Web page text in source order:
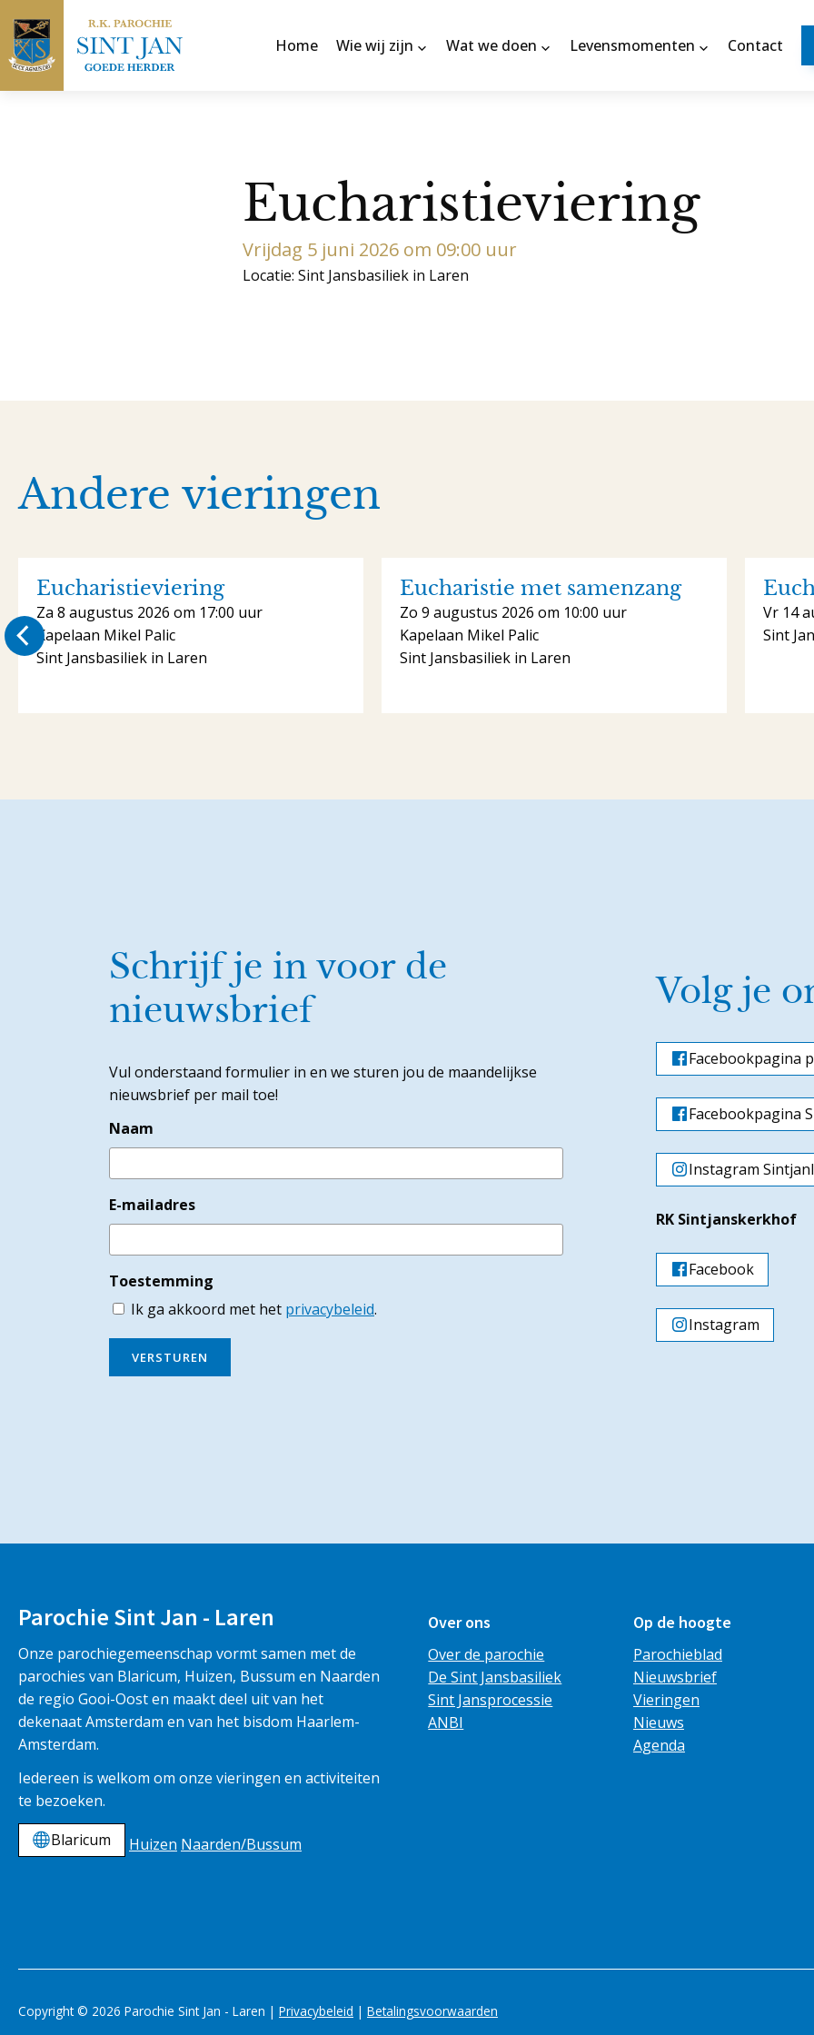
Home Wie wij zijn Wat we doen Levensmomenten Contact
Eucharistieviering
Vrijdag 5 juni 2026 om 09:00 uur
Locatie: Sint Jansbasiliek in Laren
Andere vieringen
Eucharistieviering
Za 8 augustus 2026 om 17:00 uur
Kapelaan Mikel Palic
Sint Jansbasiliek in Laren
Eucharistie met samenzang
Zo 9 augustus 2026 om 10:00 uur
Kapelaan Mikel Palic
Sint Jansbasiliek in Laren
Vr 14
Sint
Schrijf je in voor de
nieuwsbrief
Vul onderstaand formulier in en we sturen jou de maandelijkse
nieuwsbrief per mail toe!
Naam
E-mailadres
Toestemming
Ik ga akkoord met het privacybeleid.
VERSTUREN
Volg je
Facebookpagina
Facebookpagina
Instagram
RK Sintjanskerkhof
Facebook
Instagram
Parochie Sint Jan - Laren
Onze parochiegemeenschap vormt samen met de
parochies van Blaricum, Huizen, Bussum en Naarden
de regio Gooi-Oost en maakt deel uit van het
dekenaat Amsterdam en van het bisdom Haarlem-
Amsterdam.
Iedereen is welkom om onze vieringen en activiteiten
te bezoeken.
Blaricum
Huizen Naarden/Bussum
Over ons
Over de parochie
De Sint Jansbasiliek
Sint Jansprocessie
ANBI
Op de hoogte
Parochieblad
Nieuwsbrief
Vieringen
Nieuws
Agenda
Copyright © 2026 Parochie Sint Jan - Laren | Privacybeleid | Betalingsvoorwaarden